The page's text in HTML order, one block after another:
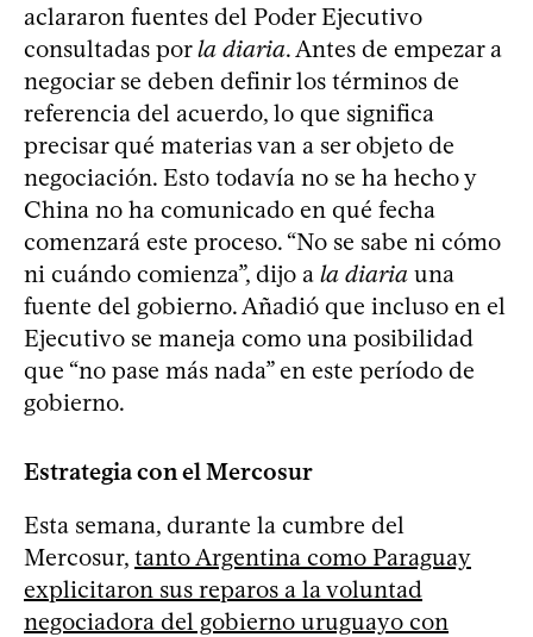
aclararon fuentes del Poder Ejecutivo
consultadas porla diaria. Antes de empezar a
negociar se deben definir los términos de
referencia del acuerdo, lo que significa
precisar qué materias van a ser objeto de
negociación. Esto todavía no se ha hecho y
China no ha comunicado en qué fecha
comenzará este proceso. “No se sabe ni cómo
ni cuándo comienza”, dijo a la diaria una
fuente del gobierno. Añadió que incluso en el
Ejecutivo se maneja como una posibilidad
que “no pase más nada” en este período de
gobierno.
Estrategia con el Mercosur
Esta semana, durante la cumbre del
Mercosur, tanto Argentina como Paraguay
explicitaron sus reparos a la voluntad
negociadora del gobierno uruguayo con